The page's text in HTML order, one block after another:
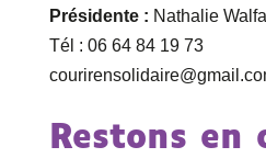
Présidente : Nathalie
Tél : 06 64 84 19 73
Restons en